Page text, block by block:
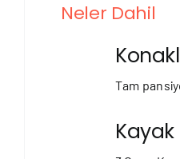
Neler Dahil
Tam